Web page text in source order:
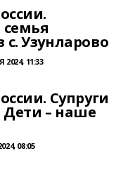
семья
Узунларово
2024, 11:33
Супруги
– наше
08:05